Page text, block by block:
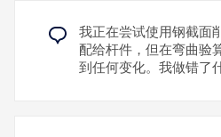
我正在尝试使用钢截面
配给杆件，但在弯曲验
到任何变化。我做错了